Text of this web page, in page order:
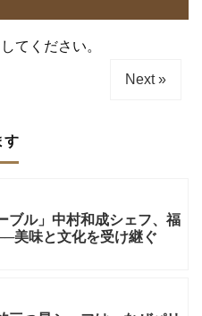
てください。
Next »
す
ブル」中村和成シェフ、福
美味と文化を受け継ぐ